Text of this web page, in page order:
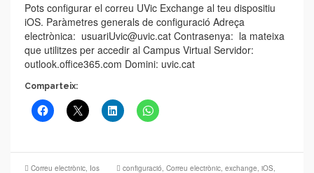
Pots configurar el correu UVic Exchange al teu dispositiu
iOS. Paràmetres generals de configuració Adreça
electrònica: usuariUvic@uvic.cat Contrasenya: la mateixa
que utilitzes per accedir al Campus Virtual Servidor:
outlook.office365.com Domini: uvic.cat
Comparteix:
Correu electrònic, Ios configuració, Correu electrònic, exchange, iOS,